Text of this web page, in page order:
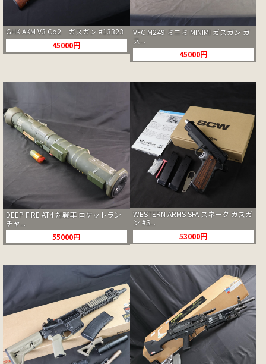
GHK AKM V3 Co2 ガスガン #13323
45000円
VFC M249 ミニミ MINIMI ガスガン ガ
ス...
45000円
DEEP FIRE AT4 対戦車 ロケットラン
チャ...
55000円
WESTERN ARMS SFA スネーク ガスガ
ン #S...
53000円